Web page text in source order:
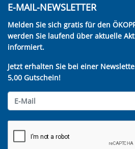
E-MAIL-NEWSLETTER
Melden Sie sich gratis für den
werden Sie laufend über aktuelle
informiert.
Jetzt erhalten Sie bei einer
5,00 Gutschein!